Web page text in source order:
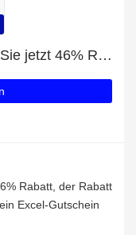
Kaufen Sie Excel und erhalten Sie jetzt 46% Rabatt
Rabatt, der Rabatt
Excel-Gutschein